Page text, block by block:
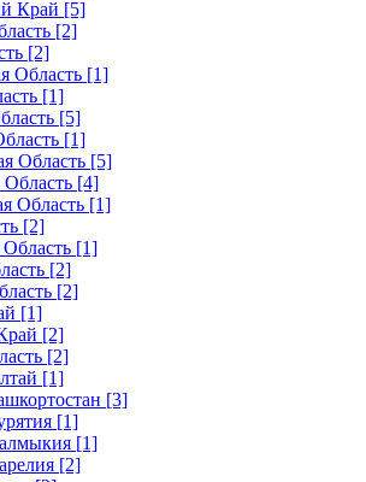
Край [5]
[2]
[2]
Область [1]
[1]
[5]
[1]
Область [5]
Область [4]
Область [1]
[2]
Область [1]
[2]
[2]
[1]
[2]
[2]
[1]
[3]
[1]
[1]
[2]